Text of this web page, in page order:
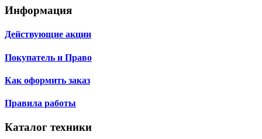
Информация
Действующие акции
Покупатель и Право
Как оформить заказ
Правила работы
Каталог техники